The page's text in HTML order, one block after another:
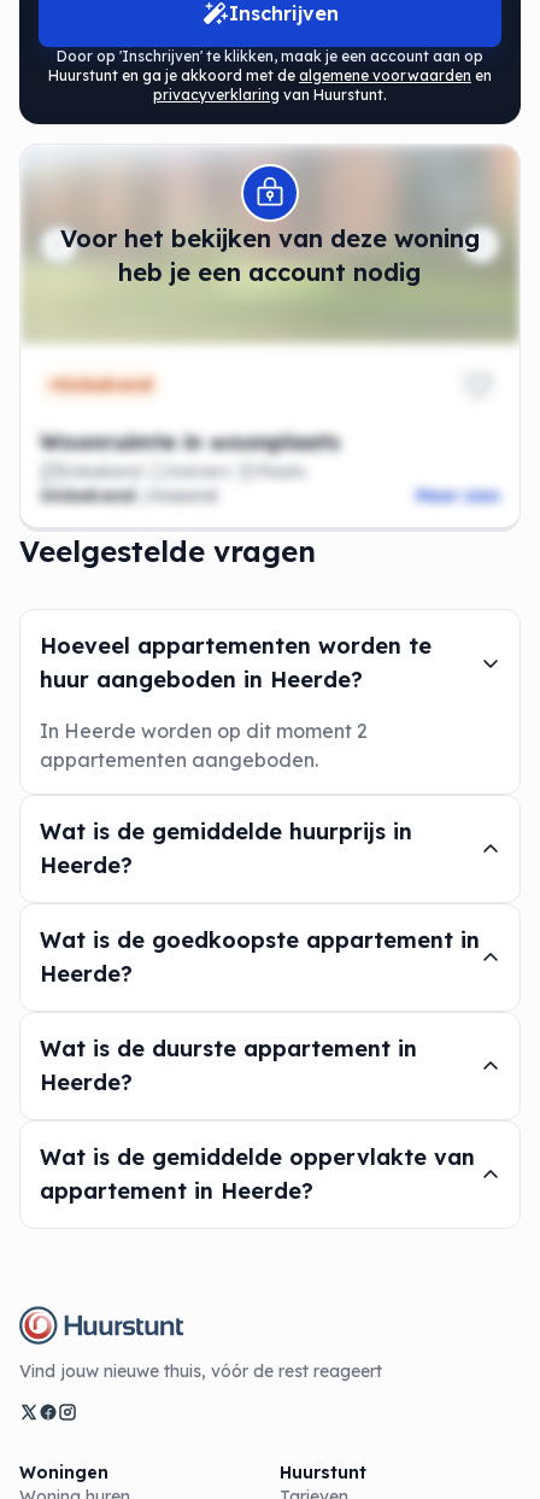
Inschrijven
Door op 'Inschrijven' te klikken, maak je een account aan op
Huurstunt en ga je akkoord met de algemene voorwaarden en
privacyverklaring van Huurstunt.
Voor het bekijken van deze woning
heb je een account nodig
Modal openen
Onbekend
Woonruimte in woonplaats
Onbekend Kamers
Plaats
Onbekend
/maand Meer zien
Veelgestelde vragen
Hoeveel appartementen worden te
huur aangeboden in Heerde?
In Heerde worden op dit moment 2
appartementen aangeboden.
Wat is de gemiddelde huurprijs in
Heerde?
Wat is de goedkoopste appartement in
Heerde?
Wat is de duurste appartement in
Heerde?
Wat is de gemiddelde oppervlakte van
appartement in Heerde?
Vind jouw nieuwe thuis, vóór de rest reageert
Woningen
Huurstunt